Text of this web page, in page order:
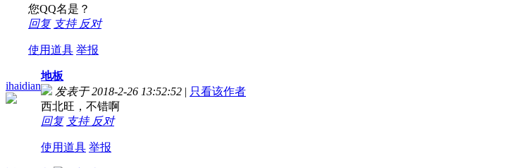
您QQ名是？
回复 支持 反对
使用道具 举报
ihaidian
地板
发表于 2018-2-26 13:52:52 | 只看该作者
西北旺，不错啊
回复 支持 反对
使用道具 举报